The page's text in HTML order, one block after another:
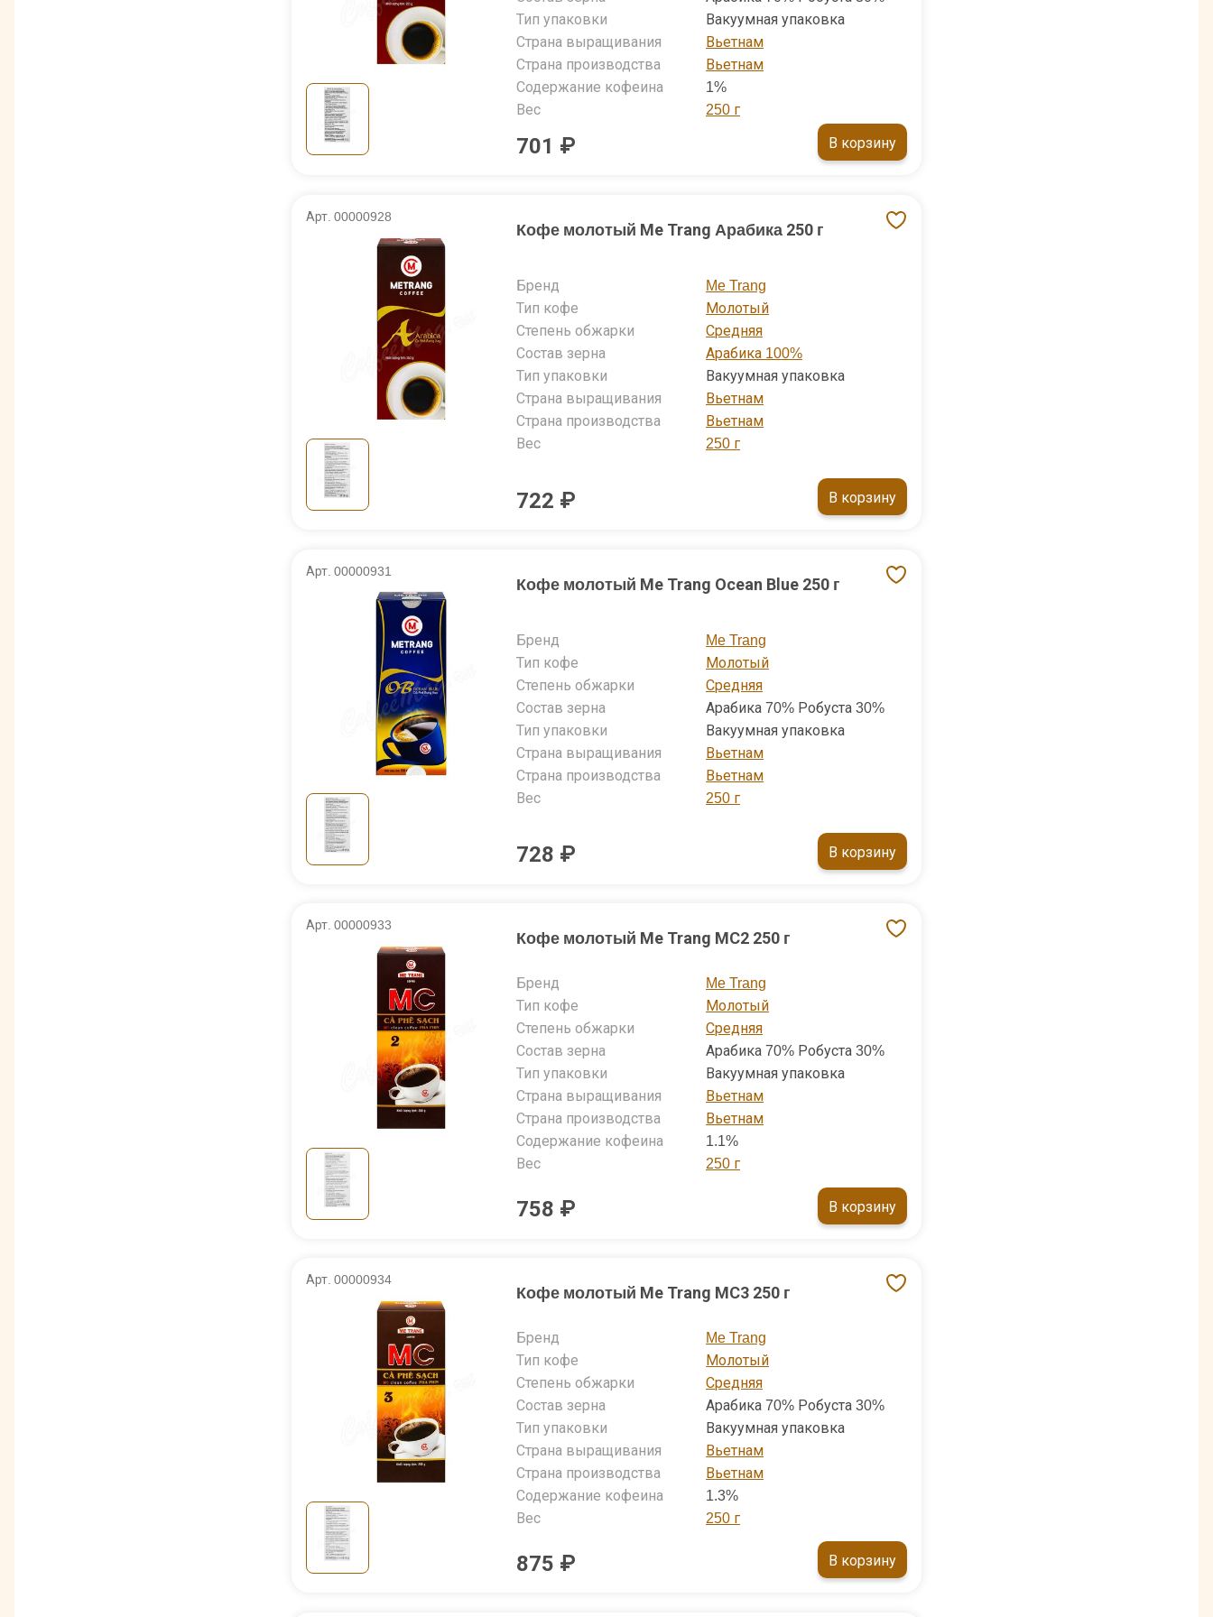
Тип упаковки
Вакуумная упаковка
Страна выращивания
Вьетнам
Страна производства
Вьетнам
Содержание кофеина
1%
Вес
250 г
701 ₽ В корзину
Арт. 00000928
Кофе молотый Me Trang Арабика 250 г
Бренд
Me Trang
Тип кофе
Молотый
Степень обжарки
Средняя
Состав зерна
Арабика 100%
Тип упаковки
Вакуумная упаковка
Страна выращивания
Вьетнам
Страна производства
Вьетнам
Вес
250 г
722 ₽ В корзину
Арт. 00000931
Кофе молотый Me Trang Ocean Blue 250 г
Бренд
Me Trang
Тип кофе
Молотый
Степень обжарки
Средняя
Состав зерна
Арабика 70% Робуста 30%
Тип упаковки
Вакуумная упаковка
Страна выращивания
Вьетнам
Страна производства
Вьетнам
Вес
250 г
728 ₽ В корзину
Арт. 00000933
Кофе молотый Me Trang MC2 250 г
Бренд
Me Trang
Тип кофе
Молотый
Степень обжарки
Средняя
Состав зерна
Арабика 70% Робуста 30%
Тип упаковки
Вакуумная упаковка
Страна выращивания
Вьетнам
Страна производства
Вьетнам
Содержание кофеина
1.1%
Вес
250 г
758 ₽ В корзину
Арт. 00000934
Кофе молотый Me Trang MC3 250 г
Бренд
Me Trang
Тип кофе
Молотый
Степень обжарки
Средняя
Состав зерна
Арабика 70% Робуста 30%
Тип упаковки
Вакуумная упаковка
Страна выращивания
Вьетнам
Страна производства
Вьетнам
Содержание кофеина
1.3%
Вес
250 г
875 ₽ В корзину